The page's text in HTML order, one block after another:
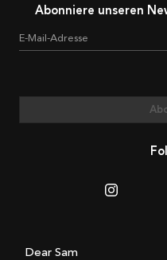
Abonniere unseren
E-Mail-Adresse
Dear Sam